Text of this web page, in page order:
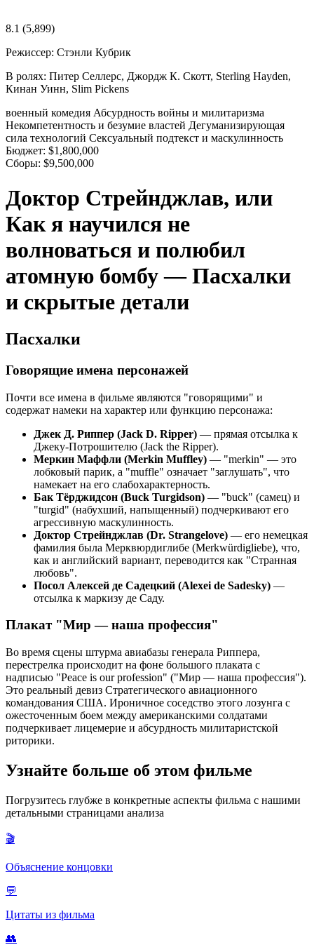
8.1 (5,899)
Режиссер: Стэнли Кубрик
В ролях: Питер Селлерс, Джордж К. Скотт, Sterling Hayden,
Кинан Уинн, Slim Pickens
военный комедия Абсурдность войны и милитаризма
Некомпетентность и безумие властей Дегуманизирующая
сила технологий Сексуальный подтекст и маскулинность
Бюджет: $1,800,000
Сборы: $9,500,000
Доктор Стрейнджлав, или
Как я научился не
волноваться и полюбил
атомную бомбу — Пасхалки
и скрытые детали
Пасхалки
Говорящие имена персонажей
Почти все имена в фильме являются "говорящими" и
содержат намеки на характер или функцию персонажа:
Джек Д. Риппер (Jack D. Ripper) — прямая отсылка к
Джеку-Потрошителю (Jack the Ripper).
Меркин Маффли (Merkin Muffley) — "merkin" — это
лобковый парик, а "muffle" означает "заглушать", что
намекает на его слабохарактерность.
Бак Тёрджидсон (Buck Turgidson) — "buck" (самец) и
"turgid" (набухший, напыщенный) подчеркивают его
агрессивную маскулинность.
Доктор Стрейнджлав (Dr. Strangelove) — его немецкая
фамилия была Мерквюрдиглибе (Merkwürdigliebe), что,
как и английский вариант, переводится как "Странная
любовь".
Посол Алексей де Садецкий (Alexei de Sadesky) —
отсылка к маркизу де Саду.
Плакат "Мир — наша профессия"
Во время сцены штурма авиабазы генерала Риппера,
перестрелка происходит на фоне большого плаката с
надписью "Peace is our profession" ("Мир — наша профессия").
Это реальный девиз Стратегического авиационного
командования США. Ироничное соседство этого лозунга с
ожесточенным боем между американскими солдатами
подчеркивает лицемерие и абсурдность милитаристской
риторики.
Узнайте больше об этом фильме
Погрузитесь глубже в конкретные аспекты фильма с нашими
детальными страницами анализа
🎬
Объяснение концовки
💬
Цитаты из фильма
👥